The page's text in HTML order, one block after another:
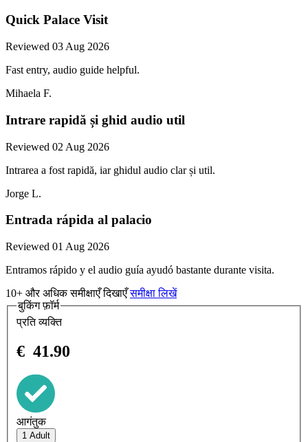
Quick Palace Visit
Reviewed 03 Aug 2026
Fast entry, audio guide helpful.
Mihaela F.
Intrare rapidă și ghid audio util
Reviewed 02 Aug 2026
Intrarea a fost rapidă, iar ghidul audio clar și util.
Jorge L.
Entrada rápida al palacio
Reviewed 01 Aug 2026
Entramos rápido y el audio guía ayudó bastante durante visita.
10+ और अधिक समीक्षाएँ दिखाएँ समीक्षा लिखें
बुकिंग फ़ॉर्म
प्रति व्यक्ति
€ 41.90
आगंतुक